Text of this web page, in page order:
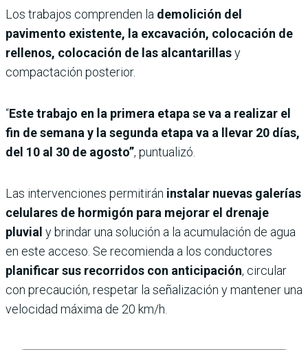
Los trabajos comprenden la demolición del
pavimento existente, la excavación, colocación de
rellenos, colocación de las alcantarillasy
compactación posterior.
“Este trabajo en la primera etapa se va a realizar el
fin de semana y la segunda etapa va a llevar 20 días,
del 10 al 30 de agosto”, puntualizó.
Las intervenciones permitirán instalar nuevas galerías
celulares de hormigón para mejorar el drenaje
pluvial y brindar una solución a la acumulación de agua
en este acceso. Se recomienda a los conductores
planificar sus recorridos con anticipación, circular
con precaución, respetar la señalización y mantener una
velocidad máxima de 20 km/h.